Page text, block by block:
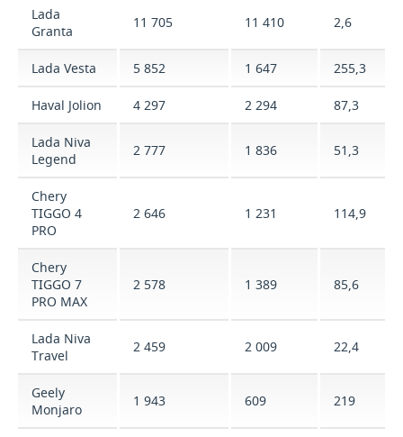
Lada
Granta
11 705 11 410 2,6
Lada Vesta 5 852 1 647 255,3
Haval Jolion 4 297 2 294 87,3
Lada Niva
Legend
2 777 1 836 51,3
Chery
TIGGO 4
PRO
2 646 1 231 114,9
Chery
TIGGO 7
PRO MAX
2 578 1 389 85,6
Lada Niva
Travel
2 459 2 009 22,4
Geely
Monjaro
1 943 609 219